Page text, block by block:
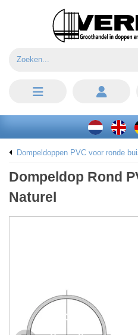
Dompeldoppen PVC voor ronde
Dompeldop Rond
Naturel